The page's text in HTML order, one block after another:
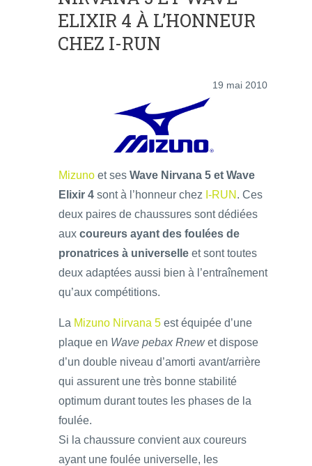
ELIXIR 4 À L’HONNEUR
CHEZ I-RUN
19 mai 2010
Mizuno et ses Wave Nirvana 5 et Wave
Elixir 4 sont à l’honneur chez I-RUN . Ces
deux paires de chaussures sont dédiées
aux coureurs ayant des foulées de
pronatrices à universelle et sont toutes
deux adaptées aussi bien à l’entraînement
qu’aux compétitions.
La Mizuno Nirvana 5 est équipée d’une
plaque en Wave pebax Rnewet dispose
d’un double niveau d’amorti avant/arrière
qui assurent une très bonne stabilité
optimum durant toutes les phases de la
foulée.
Si la chaussure convient aux coureurs
ayant une foulée universelle, les